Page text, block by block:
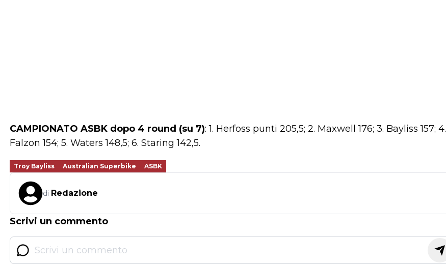
CAMPIONATO ASBK dopo 4 round (su 7): 1. Herfoss punti 205,5; 2. Maxwell 176; 3. Bayliss 157; 4.
Falzon 154; 5. Waters 148,5; 6. Staring 142,5.
Troy Bayliss Australian Superbike ASBK
di Redazione
Scrivi un commento